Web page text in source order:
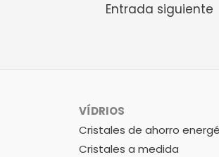
Entrada siguiente
VÍDRIOS
Cristales de ahorro
Cristales a medida